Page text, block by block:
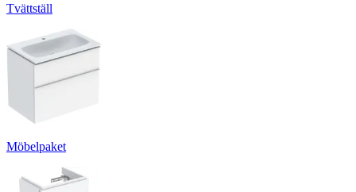
Tvättställ
Möbelpaket